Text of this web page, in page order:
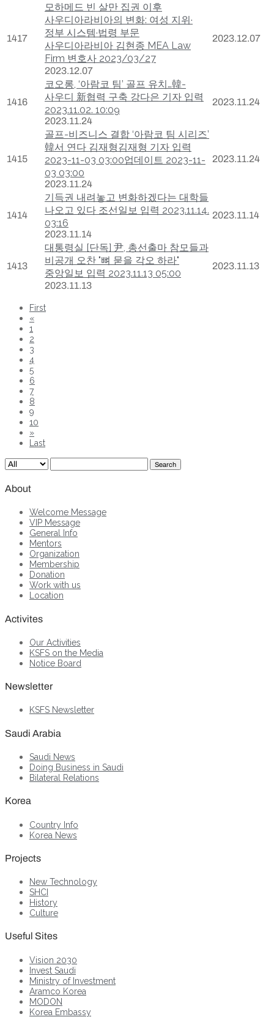
1417
모하메드 빈 살만 집권 이후
사우디아라비아의 변화: 여성 지위·
정부 시스템·법령 부문
사우디아라비아 김현종 MEA Law
Firm 변호사 2023/03/27
2023.12.07
2023.12.07
1416
코오롱, ‘아람코 팀’ 골프 유치…韓-
사우디 新협력 구축 강다은 기자 입력
2023.11.02. 10:09
2023.11.24
2023.11.24
1415
골프-비즈니스 결합 ‘아람코 팀 시리즈’
韓서 연다 김재형김재형 기자 입력
2023-11-03 03:00업데이트 2023-11-
03 03:00
2023.11.24
2023.11.24
1414
기득권 내려놓고 변화하겠다는 대학들
나오고 있다 조선일보 입력 2023.11.14.
03:16
2023.11.14
2023.11.14
1413
대통령실 [단독] 尹, 총선출마 참모들과
비공개 오찬 "뼈 묻을 각오 하라"
중앙일보 입력 2023.11.13 05:00
2023.11.13
2023.11.13
First
«
1
2
3
4
5
6
7
8
9
10
»
Last
Search
About
Welcome Message
VIP Message
General Info
Mentors
Organization
Membership
Donation
Work with us
Location
Activites
Our Activities
KSFS on the Media
Notice Board
Newsletter
KSFS Newsletter
Saudi Arabia
Saudi News
Doing Business in Saudi
Bilateral Relations
Korea
Country Info
Korea News
Projects
New Technology
SHCI
History
Culture
Useful Sites
Vision 2030
Invest Saudi
Ministry of Investment
Aramco Korea
MODON
Korea Embassy